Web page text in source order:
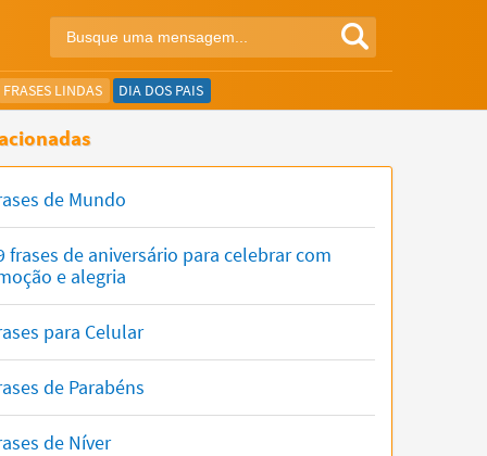
FRASES LINDAS DIA DOS PAIS
de Mundo
frases de aniversário para celebrar com
e alegria
para Celular
de Parabéns
de Níver